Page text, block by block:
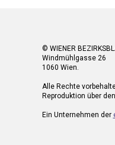
© WIENER
Windmühlgasse 26
1060 Wien.
Alle Rechte
Reproduktion über
Ein Unternehmen der